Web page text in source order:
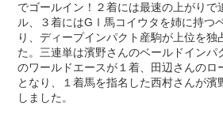
でゴールイン！２着には最速の上がりで
ル、３着にはGⅠ馬コイウタを姉に持つ
り、ディープインパクト産駒が上位を独
た。三連単は濱野さんのベールドインパ
のワールドエースが１着、田辺さんのロ
となり、１着馬を指名した西村さんが濱
しました。